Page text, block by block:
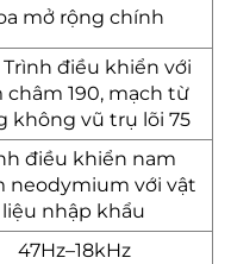
mở rộng chính
Trình điều khiển với
châm 190, mạch từ
không vũ trụ lõi 75
điều khiển nam
neodymium với vật
liệu nhập khẩu
47Hz–18kHz